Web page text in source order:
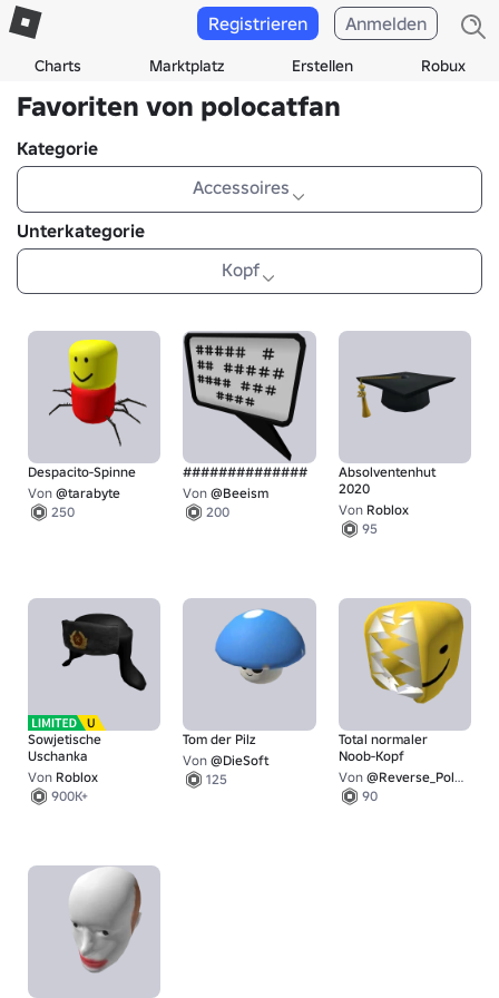
Charts Marktplatz Erstellen Robux
Registrieren Anmelden
Favoriten von polocatfan
Kategorie
Accessoires
Unterkategorie
Kopf
Despacito-Spinne
Von @tarabyte
250
##############
Von @Beeism
200
Absolventenhut
2020
Von Roblox
95
Sowjetische
Uschanka
Von Roblox
900K+
Tom der Pilz
Von @DieSoft
125
Total normaler
Noob-Kopf
Von @Reverse_Polarity
90